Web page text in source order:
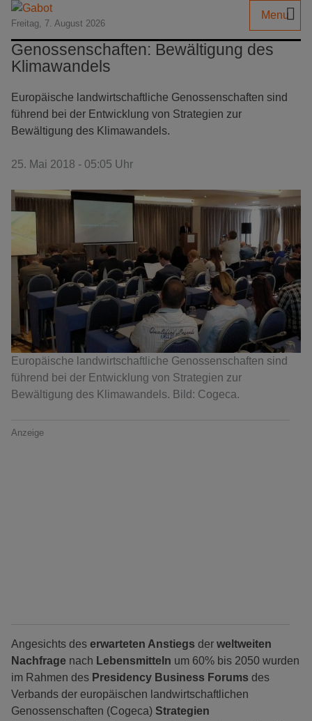
Freitag, 7. August 2026
Menu
Genossenschaften: Bewältigung des
Klimawandels
Europäische landwirtschaftliche Genossenschaften sind
führend bei der Entwicklung von Strategien zur
Bewältigung des Klimawandels.
25. Mai 2018 - 05:05 Uhr
Europäische landwirtschaftliche Genossenschaften sind
führend bei der Entwicklung von Strategien zur
Bewältigung des Klimawandels. Bild: Cogeca.
Anzeige
Angesichts des erwarteten Anstiegs der weltweiten
Nachfrage nach Lebensmitteln um 60% bis 2050 wurden
im Rahmen des Presidency Business Forums des
Verbands der europäischen landwirtschaftlichen
Genossenschaften (Cogeca) Strategien